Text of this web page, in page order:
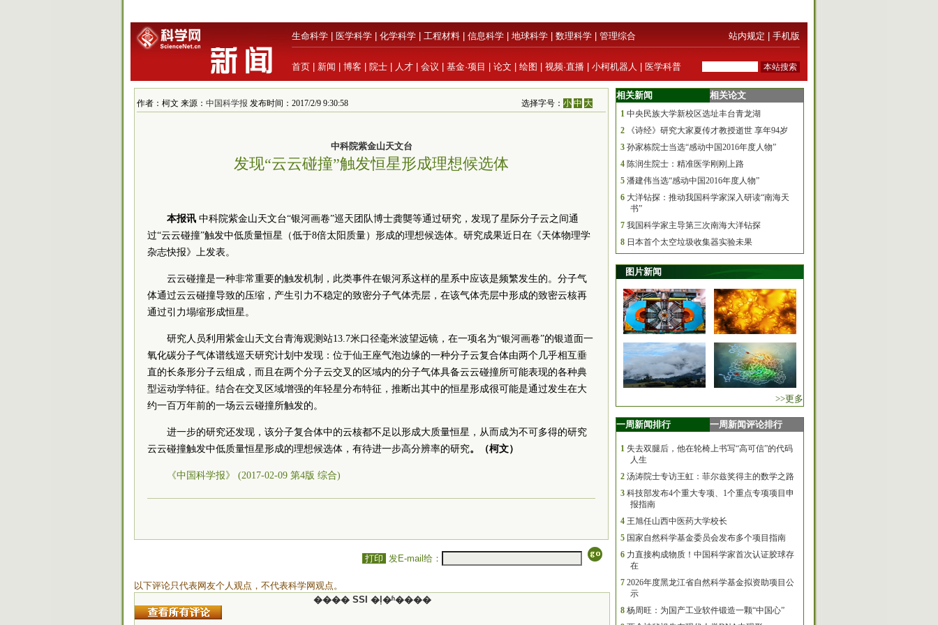
生命科学 医学科学 化学科学 工程材料 信息科学 地球科学 数理科学 管理综合 站内规定 手机版
首页 新闻 博客 院士 人才 会议 基金·项目 论文 绘图 视频·直播 小柯机器人 医学科普
作者：柯文 来源： 中国科学报 发布时间：2017/2/9 9:30:58 选择字号：小 中 大
中科院紫金山天文台
发现“云云碰撞”触发恒星形成理想候选体
本报讯 中科院紫金山天文台“银河画卷”巡天团队博士龚龑等通过研究，发现了星际分子云之间通
过“云云碰撞”触发中低质量恒星（低于8倍太阳质量）形成的理想候选体。研究成果近日在《天体物理学
杂志快报》上发表。
云云碰撞是一种非常重要的触发机制，此类事件在银河系这样的星系中应该是频繁发生的。分子气
体通过云云碰撞导致的压缩，产生引力不稳定的致密分子气体壳层，在该气体壳层中形成的致密云核再
通过引力塌缩形成恒星。
研究人员利用紫金山天文台青海观测站13.7米口径毫米波望远镜，在一项名为“银河画卷”的银道面一
氧化碳分子气体谱线巡天研究计划中发现：位于仙王座气泡边缘的一种分子云复合体由两个几乎相互垂
直的长条形分子云组成，而且在两个分子云交叉的区域内的分子气体具备云云碰撞所可能表现的各种典
型运动学特征。结合在交叉区域增强的年轻星分布特征，推断出其中的恒星形成很可能是通过发生在大
约一百万年前的一场云云碰撞所触发的。
进一步的研究还发现，该分子复合体中的云核都不足以形成大质量恒星，从而成为不可多得的研究
云云碰撞触发中低质量恒星形成的理想候选体，有待进一步高分辨率的研究。（柯文）
《中国科学报》 (2017-02-09 第4版 综合)
打印 发E-mail给：
以下评论只代表网友个人观点，不代表科学网观点。
���� SSI �ļ�ʱ����
相关新闻 相关论文
1 中央民族大学新校区选址丰台青龙湖
2
《诗经》研究大家夏传才教授逝世 享年94岁
3 孙家栋院士当选“感动中国2016年度人物”
4 陈润生院士：精准医学刚刚上路
5 潘建伟当选“感动中国2016年度人物”
6 大洋钻探：推动我国科学家深入研读“南海天
书”
7 我国科学家主导第三次南海大洋钻探
8 日本首个太空垃圾收集器实验未果
图片新闻
>>更多
一周新闻排行 一周新闻评论排行
1 失去双腿后，他在轮椅上书写“高可信”的代码
人生
2 汤涛院士专访王虹：菲尔兹奖得主的数学之路
3 科技部发布4个重大专项、1个重点专项项目申
报指南
4 王旭任山西中医药大学校长
5 国家自然科学基金委员会发布多个项目指南
6 力直接构成物质！中国科学家首次认证胶球存
在
7 2026年度黑龙江省自然科学基金拟资助项目公
示
8 杨周旺：为国产工业软件锻造一颗“中国心”